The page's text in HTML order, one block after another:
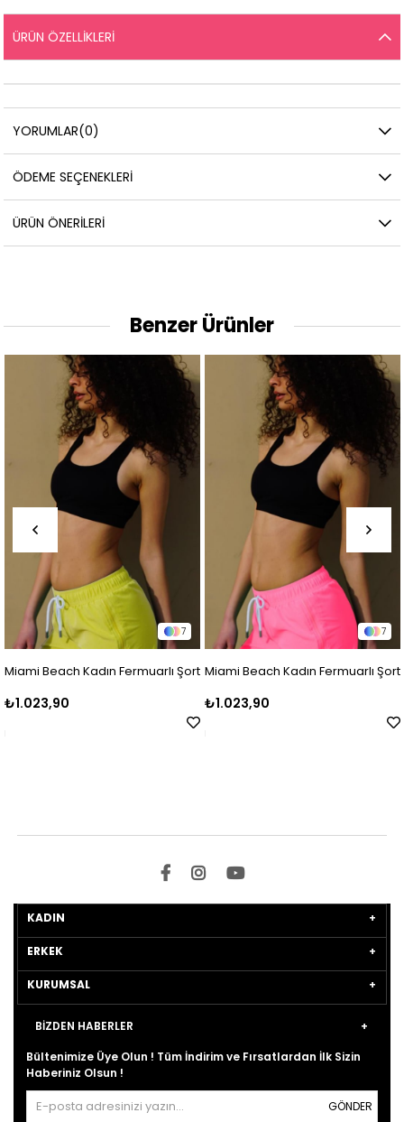
ÜRÜN ÖZELLIKLERI
YORUMLAR(0)
ÖDEME SEÇENEKLERI
ÜRÜN ÖNERILERI
Benzer Ürünler
7
Miami Beach Kadın Fermuarlı Şort
₺1.023,90
7
Miami Beach Kadın Fermuarlı Şort
₺1.023,90
KADIN
ERKEK
KURUMSAL
BİZDEN HABERLER
Bültenimize Üye Olun ! Tüm İndirim ve Fırsatlardan İlk Sizin
Haberiniz Olsun !
GÖNDER